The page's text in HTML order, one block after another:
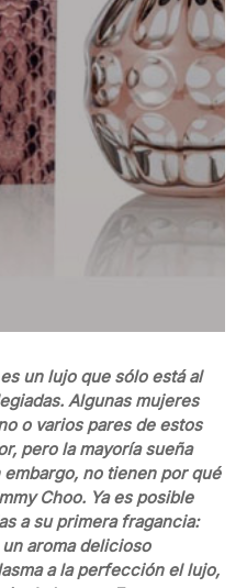
un lujo que sólo está al
Algunas mujeres
o varios pares de estos
pero la mayoría sueña
no tienen por qué
Choo. Ya es posible
a su primera fragancia:
aroma delicioso
a la perfección el lujo,